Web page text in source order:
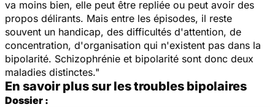
va moins bien, elle peut être repliée ou peut avoir des
propos délirants. Mais entre les épisodes, il reste
souvent un handicap, des difficultés d'attention, de
concentration, d'organisation qui n'existent pas dans la
bipolarité. Schizophrénie et bipolarité sont donc deux
maladies distinctes."
En savoir plus sur les troubles bipolaires
Dossier :